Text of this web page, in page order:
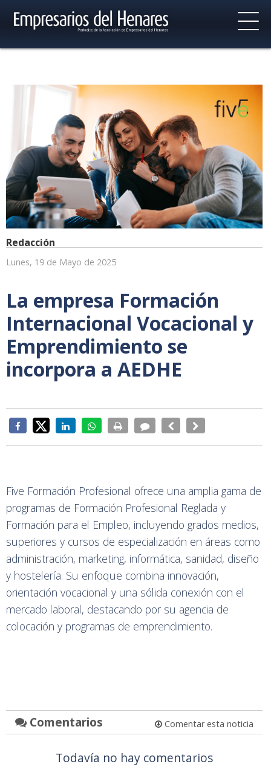
Redacción
Lunes, 19 de Mayo de 2025
La empresa Formación
Internacional Vocacional y
Emprendimiento se
incorpora a AEDHE
Five Formación Profesional ofrece una amplia gama de
programas de Formación Profesional Reglada y
Formación para el Empleo, incluyendo grados medios,
superiores y cursos de especialización en áreas como
administración, marketing, informática, sanidad, diseño
y hostelería. Su enfoque combina innovación,
orientación vocacional y una sólida conexión con el
mercado laboral, destacando por su agencia de
colocación y programas de emprendimiento.
Comentarios Comentar esta noticia
Todavía no hay comentarios